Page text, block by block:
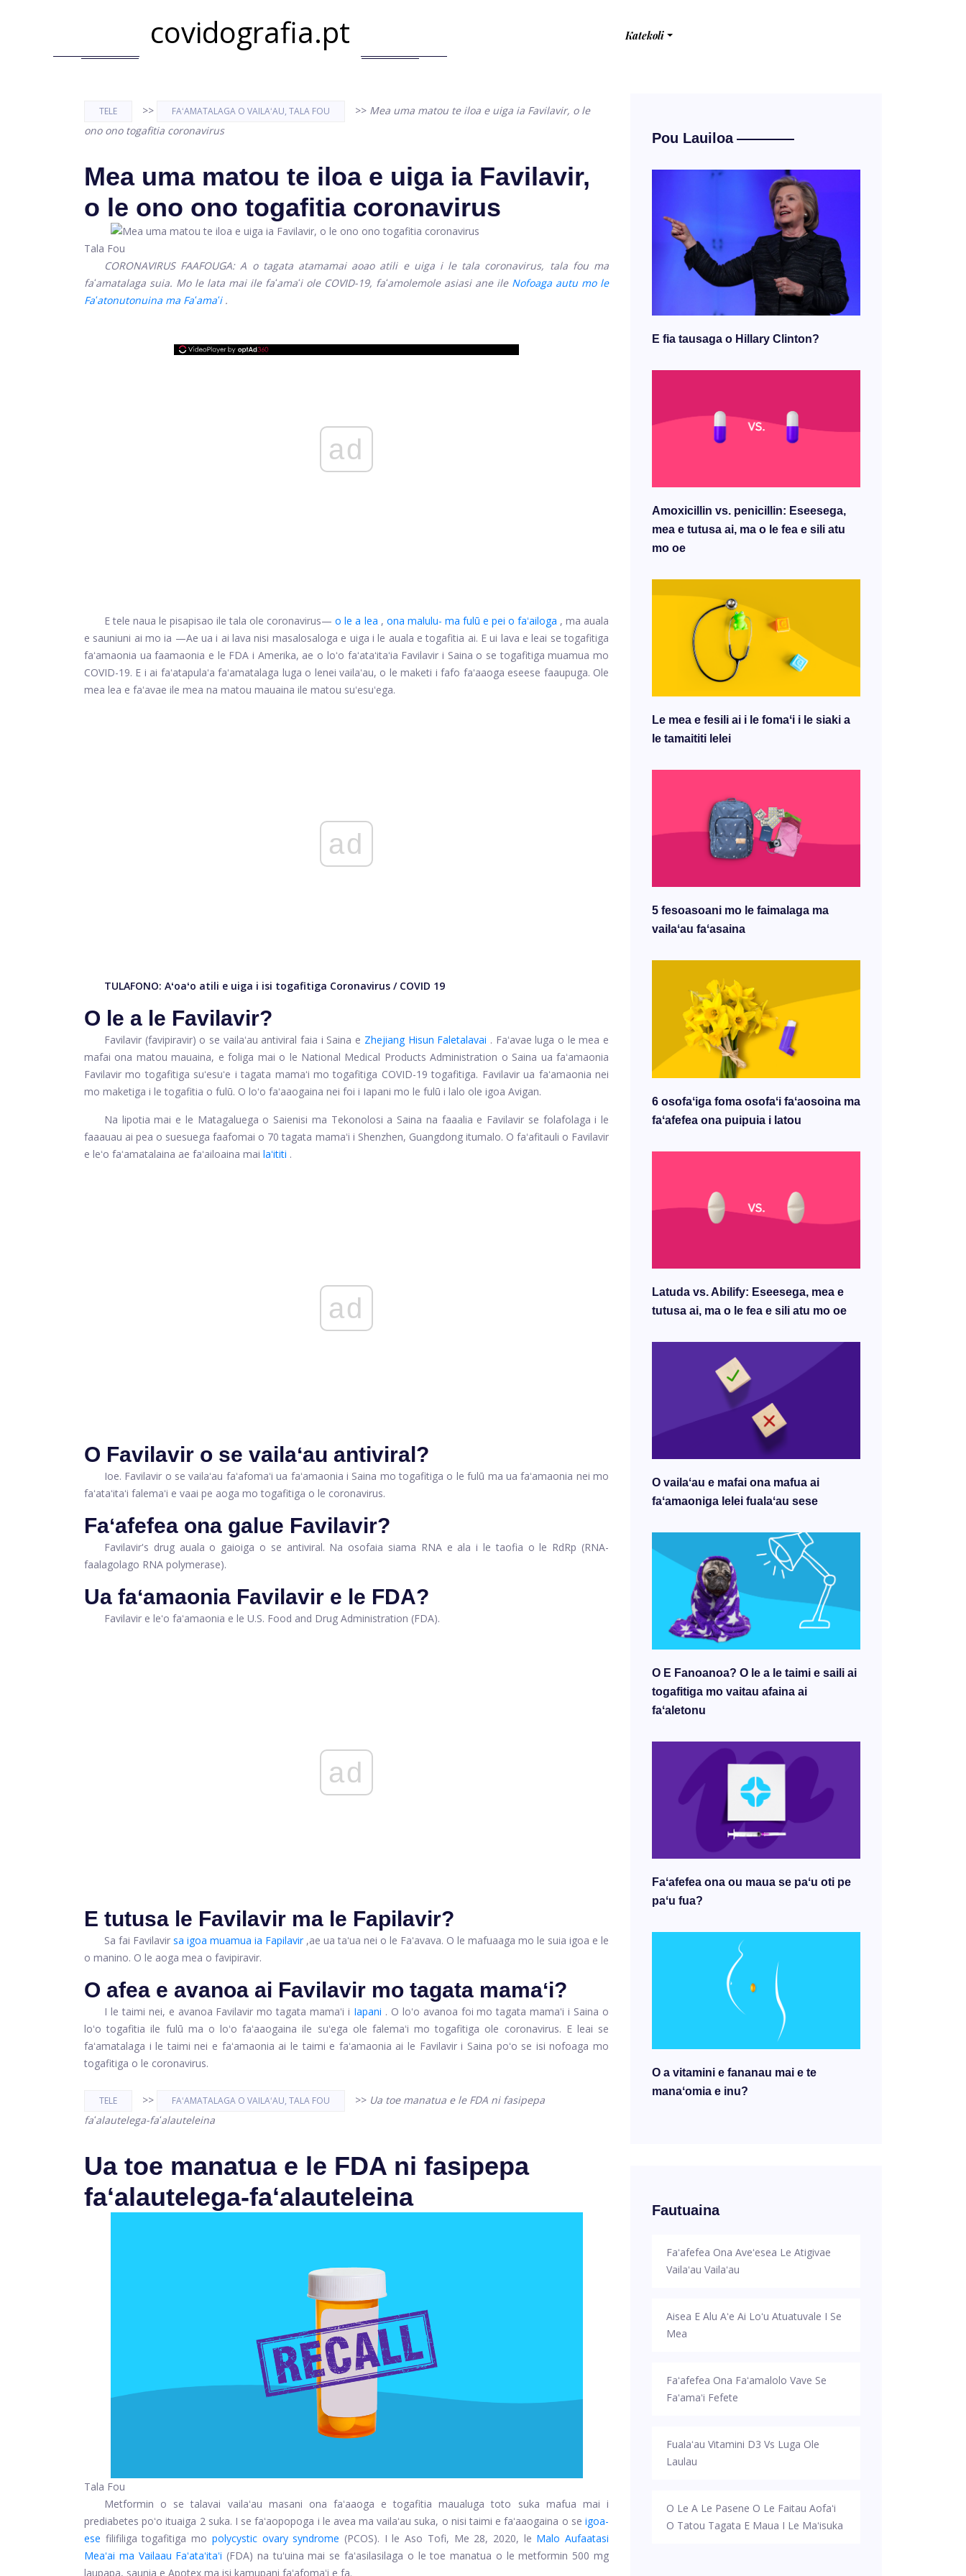
covidografia.pt Katekoli
TELE >> FAʻAMATALAGA O VAILAʻAU, TALA FOU >> Mea uma matou te iloa e uiga ia Favilavir, o le
ono ono togafitia coronavirus
Mea uma matou te iloa e uiga ia Favilavir,
o le ono ono togafitia coronavirus
Tala Fou
CORONAVIRUS FAAFOUGA: A o tagata atamamai aoao atili e uiga i le tala coronavirus, tala fou ma
faʻamatalaga suia. Mo le lata mai ile faʻamaʻi ole COVID-19, faʻamolemole asiasi ane ile Nofoaga autu mo le
Faʻatonutonuina ma Faʻamaʻi .
ad
E tele naua le pisapisao ile tala ole coronavirus— o le a lea , ona malulu- ma fulū e pei o faʻailoga , ma auala
e sauniuni ai mo ia —Ae ua i ai lava nisi masalosaloga e uiga i le auala e togafitia ai. E ui lava e leai se togafitiga
faʻamaonia ua faamaonia e le FDA i Amerika, ae o loʻo faʻataʻitaʻia Favilavir i Saina o se togafitiga muamua mo
COVID-19. E i ai faʻatapulaʻa faʻamatalaga luga o lenei vailaʻau, o le maketi i fafo faʻaaoga eseese faaupuga. Ole
mea lea e faʻavae ile mea na matou mauaina ile matou suʻesuʻega.
ad
TULAFONO: Aʻoaʻo atili e uiga i isi togafitiga Coronavirus / COVID 19
O le a le Favilavir?
Favilavir (favipiravir) o se vailaʻau antiviral faia i Saina e Zhejiang Hisun Faletalavai . Faʻavae luga o le mea e
mafai ona matou mauaina, e foliga mai o le National Medical Products Administration o Saina ua faʻamaonia
Favilavir mo togafitiga suʻesuʻe i tagata mamaʻi mo togafitiga COVID-19 togafitiga. Favilavir ua faʻamaonia nei
mo maketiga i le togafitia o fulū. O loʻo faʻaaogaina nei foi i Iapani mo le fulū i lalo ole igoa Avigan.
Na lipotia mai e le Matagaluega o Saienisi ma Tekonolosi a Saina na faaalia e Favilavir se folafolaga i le
faaauau ai pea o suesuega faafomai o 70 tagata mamaʻi i Shenzhen, Guangdong itumalo. O faʻafitauli o Favilavir
e leʻo faʻamatalaina ae faʻailoaina mai laʻititi .
ad
O Favilavir o se vailaʻau antiviral?
Ioe. Favilavir o se vailaʻau faʻafomaʻi ua faʻamaonia i Saina mo togafitiga o le fulū ma ua faʻamaonia nei mo
faʻataʻitaʻi falemaʻi e vaai pe aoga mo togafitiga o le coronavirus.
Faʻafefea ona galue Favilavir?
Favilavir's drug auala o gaioiga o se antiviral. Na osofaia siama RNA e ala i le taofia o le RdRp (RNA-
faalagolago RNA polymerase).
Ua faʻamaonia Favilavir e le FDA?
Favilavir e leʻo faʻamaonia e le U.S. Food and Drug Administration (FDA).
ad
E tutusa le Favilavir ma le Fapilavir?
Sa fai Favilavir sa igoa muamua ia Fapilavir,ae ua taʻua nei o le Faʻavava. O le mafuaaga mo le suia igoa e le
o manino. O le aoga mea o favipiravir.
O afea e avanoa ai Favilavir mo tagata mamaʻi?
I le taimi nei, e avanoa Favilavir mo tagata mamaʻi i Iapani . O loʻo avanoa foi mo tagata mamaʻi i Saina o
loʻo togafitia ile fulū ma o loʻo faʻaaogaina ile suʻega ole falemaʻi mo togafitiga ole coronavirus. E leai se
faʻamatalaga i le taimi nei e faʻamaonia ai le taimi e faʻamaonia ai le Favilavir i Saina poʻo se isi nofoaga mo
togafitiga o le coronavirus.
TELE >> FAʻAMATALAGA O VAILAʻAU, TALA FOU >> Ua toe manatua e le FDA ni fasipepa
faʻalautelega-faʻalauteleina
Ua toe manatua e le FDA ni fasipepa
faʻalautelega-faʻalauteleina
Tala Fou
Metformin o se talavai vailaʻau masani ona faʻaaoga e togafitia maualuga toto suka mafua mai i
prediabetes poʻo ituaiga 2 suka. I se faʻaopopoga i le avea ma vailaʻau suka, o nisi taimi e faʻaaogaina o se igoa-
ese filifiliga togafitiga mo polycystic ovary syndrome (PCOS). I le Aso Tofi, Me 28, 2020, le Malo Aufaatasi
Meaʻai ma Vailaau Faʻataʻitaʻi (FDA) na tuʻuina mai se faʻasilasilaga o le toe manatua o le metformin 500 mg
laupapa, saunia e Apotex ma isi kamupani faʻafomaʻi e fa.
Pou Lauiloa
E fia tausaga o Hillary Clinton?
Amoxicillin vs. penicillin: Eseesega,
mea e tutusa ai, ma o le fea e sili atu
mo oe
Le mea e fesili ai i le fomaʻi i le siaki a
le tamaititi lelei
5 fesoasoani mo le faimalaga ma
vailaʻau faʻasaina
6 osofaʻiga foma osofaʻi faʻaosoina ma
faʻafefea ona puipuia i latou
Latuda vs. Abilify: Eseesega, mea e
tutusa ai, ma o le fea e sili atu mo oe
O vailaʻau e mafai ona mafua ai
faʻamaoniga lelei fualaʻau sese
O E Fanoanoa? O le a le taimi e saili ai
togafitiga mo vaitau afaina ai
faʻaletonu
Faʻafefea ona ou maua se paʻu oti pe
paʻu fua?
O a vitamini e fananau mai e te
manaʻomia e inu?
Fautuaina
Faʻafefea Ona Aveʻesea Le Atigivae
Vailaʻau Vailaʻau
Aisea E Alu Aʻe Ai Loʻu Atuatuvale I Se
Mea
Faʻafefea Ona Faʻamalolo Vave Se
Faʻamaʻi Fefete
Fualaʻau Vitamini D3 Vs Luga Ole
Laulau
O Le A Le Pasene O Le Faitau Aofaʻi
O Tatou Tagata E Maua I Le Maʻisuka